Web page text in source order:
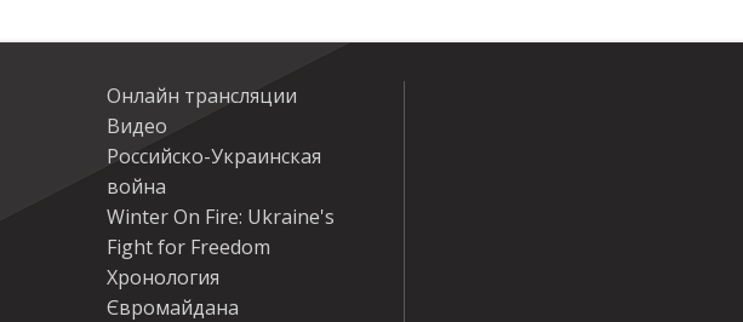
Онлайн трансляции
Видео
Российско-Украинская
война
Winter On Fire: Ukraine's
Fight for Freedom
Хронология
Євромайдана